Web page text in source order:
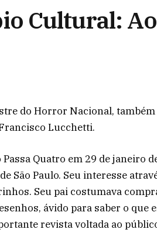
Cultural:
do Horror Nacional,
Lucchetti.
Quatro em 29 de janeiro
São Paulo. Seu interesse
Seu pai costumava
ávido para saber o que
revista voltada ao